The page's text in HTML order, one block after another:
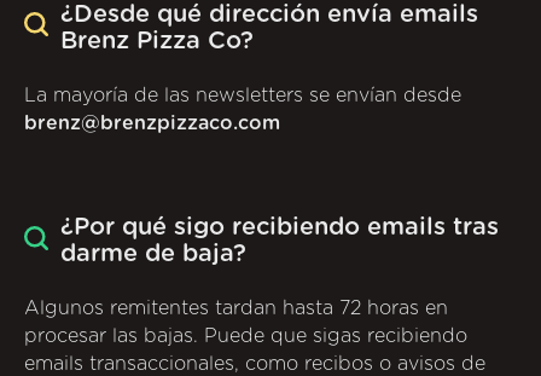
¿Desde qué dirección envía emails
Brenz Pizza Co?
La mayoría de las newsletters se envían desde
brenz@brenzpizzaco.com
¿Por qué sigo recibiendo emails tras
darme de baja?
Algunos remitentes tardan hasta 72 horas en
procesar las bajas. Puede que sigas recibiendo
emails transaccionales, como recibos o avisos de